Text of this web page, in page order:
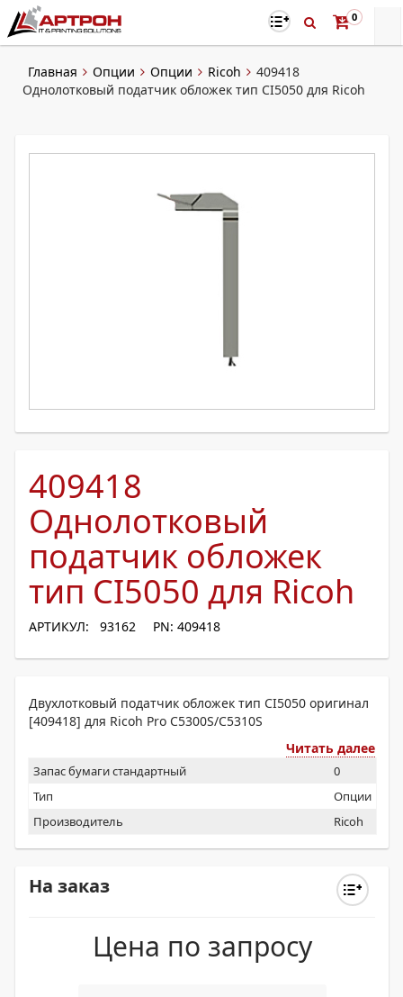
0
Главная Опции Опции Ricoh
409418
Однолотковый податчик обложек тип CI5050 для Ricoh
409418
Однолотковый
податчик обложек
тип CI5050 для Ricoh
АРТИКУЛ: 93162 PN: 409418
Двухлотковый податчик обложек тип CI5050 оригинал
[409418] для Ricoh Pro C5300S/C5310S
Читать далее
Запас бумаги стандартный
0
Тип
Опции
Производитель
Ricoh
На заказ
Цена по запросу